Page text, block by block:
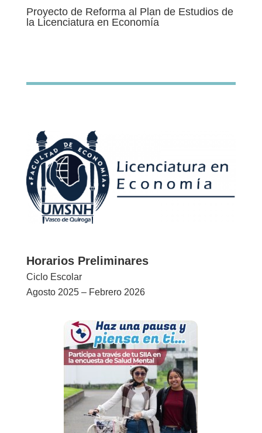
Proyecto de Reforma al Plan de Estudios de
la Licenciatura en Economía
Horarios Preliminares
Ciclo Escolar
Agosto 2025 – Febrero 2026